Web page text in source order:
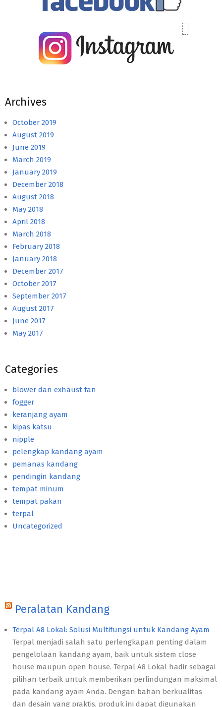
Archives
October 2019
August 2019
June 2019
March 2019
January 2019
December 2018
August 2018
May 2018
April 2018
March 2018
February 2018
January 2018
December 2017
October 2017
September 2017
August 2017
June 2017
May 2017
Categories
blower dan exhaust fan
fogger
keranjang ayam
kipas katsu
nipple
pelengkap kandang ayam
pemanas kandang
pendingin kandang
tempat minum
tempat pakan
terpal
Uncategorized
Peralatan Kandang
Terpal A8 Lokal: Solusi Multifungsi untuk Kandang Ayam
Terpal menjadi salah satu perlengkapan penting dalam
pengelolaan kandang ayam, baik untuk sistem close
house maupun open house. Terpal A8 Lokal hadir sebagai
pilihan terbaik untuk memberikan perlindungan maksimal
pada kandang ayam Anda. Dengan bahan berkualitas
dan desain yang praktis, produk ini dapat digunakan